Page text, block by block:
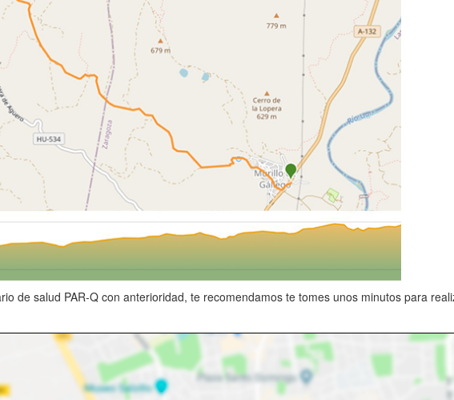
de salud PAR-Q con anterioridad, te recomendamos te tomes unos minutos para